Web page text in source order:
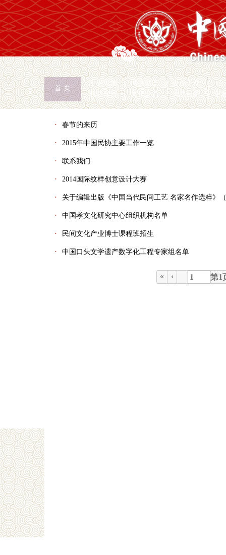
首 页
中国民协 民协动态 会员工作
权益保护
文化交流 志愿服务 专
首页 在线办公 >
列表
·
春节的来历
· 2015年中国民协主要工作一览
· 联系我们
· 2014国际纹样创意设计大赛
· 关于编辑出版《中国当代民间工艺 名家名作选粹》
· 中国孝文化研究中心组织机构名单
· 民间文化产业博士课程班招生
· 中国口头文学遗产数字化工程专家组名单
« ‹ 第1